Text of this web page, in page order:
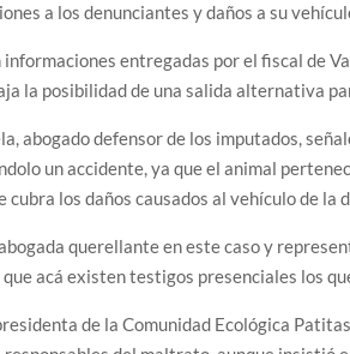
a los denunciantes y daños a su
informaciones entregadas por el fiscal de
la posibilidad de una salida alternativa
abogado defensor de los imputados,
un accidente, ya que el animal
cubra los daños causados al vehículo de
querellante en este caso y
acá existen testigos presenciales los
de la Comunidad Ecológica